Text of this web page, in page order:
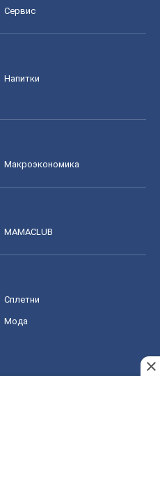
Сервис
Напитки
Mакроэкономика
MAMACLUB
Сплетни
Мода